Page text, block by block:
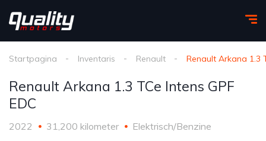
Startpagina Inventaris Renault Renault Arkana 1.3
Renault Arkana 1.3 TCe Intens GPF
EDC
2022 31,200 kilometer Elektrisch/Benzine